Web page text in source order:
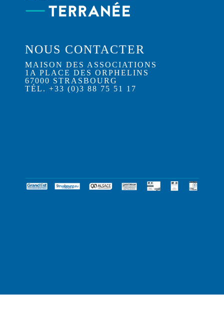
NOUS CONTACTER
MAISON DES ASSOCIATIONS
1A PLACE DES ORPHELINS
67000 STRASBOURG
TÉL. +33 (0)3 88 75 51 17